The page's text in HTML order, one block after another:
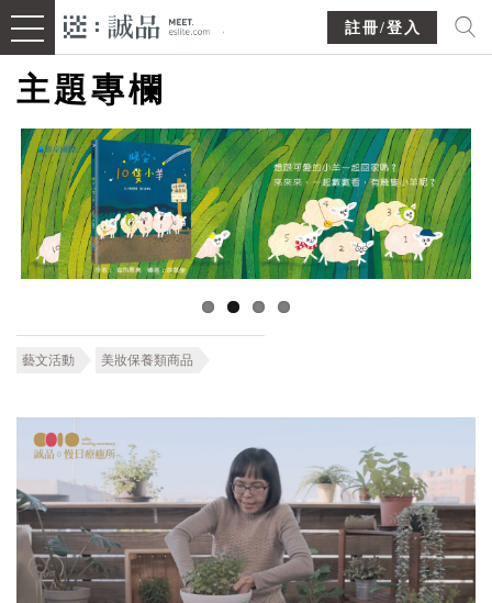
註冊/登入
主題專欄
藝文活動 美妝保養類商品